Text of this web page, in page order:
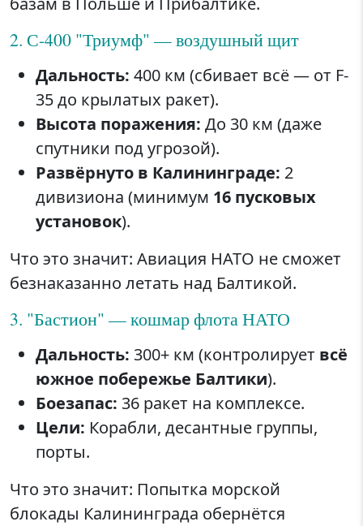
2. С-400 "Триумф" — воздушный щит
Дальность: 400 км (сбивает всё — от F-
35 до крылатых ракет).
Высота поражения: До 30 км (даже
спутники под угрозой).
Развёрнуто в Калининграде: 2
дивизиона (минимум 16 пусковых
установок).
Что это значит: Авиация НАТО не сможет
безнаказанно летать над Балтикой.
3. "Бастион" — кошмар флота НАТО
Дальность: 300+ км (контролирует всё
южное побережье Балтики).
Боезапас: 36 ракет на комплексе.
Цели: Корабли, десантные группы,
порты.
Что это значит: Попытка морской
блокады Калининграда обернётся